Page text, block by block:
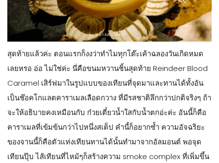
สุดท้ายแล้วค่ะ ตอนแรกก็งงว่าทำไมทุกโต๊ะเค้าฉลองวันเกิดหมด
เลยหรอ อ่อ ไม่ใช่ค่ะ นี่คือขนมหวานชิ้นสุดท้าย Reindeer Blood
Caramel เสิร์ฟมาในรูปแบบของเทียนที่จุดมาและทานได้ทั้งอัน
เป็นช๊อคโกแลตคาราเมลเลือดกวาง ที่มีรสชาติลึกกว่าปกติจริงๆ ถ้า
จะให้อธิบายคงเหมือนกับ ก๋วยเตี๋ยวน้ำใสกับน้ำตกอ่ะค่ะ อันนี้ก็คือ
คาราเมลที่เข้มข้นกว่าไปหนึ่งสเต็ป คำนี้ก็อยากซ้ำ ความอัจฉริยะ
ของจานนี้ก็คือตัวแท่งเทียนทานได้นั้นทำมาจากอัลมอนต์ พอจุด
เทียนปุ๊บ ไส้เทียนที่ไหม้ๆก็สร้างความ smoke complex ที่เพิ่มขึ้น